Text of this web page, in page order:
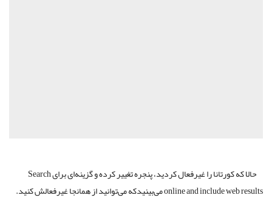
حالا که کورتانا را غیرفعال کردید، پنجره تغییر کرده و گزینه‌ای برای Search
online and include web results می‌بینیدکه می‌توانید از همانجا غیرفعالش کنید.